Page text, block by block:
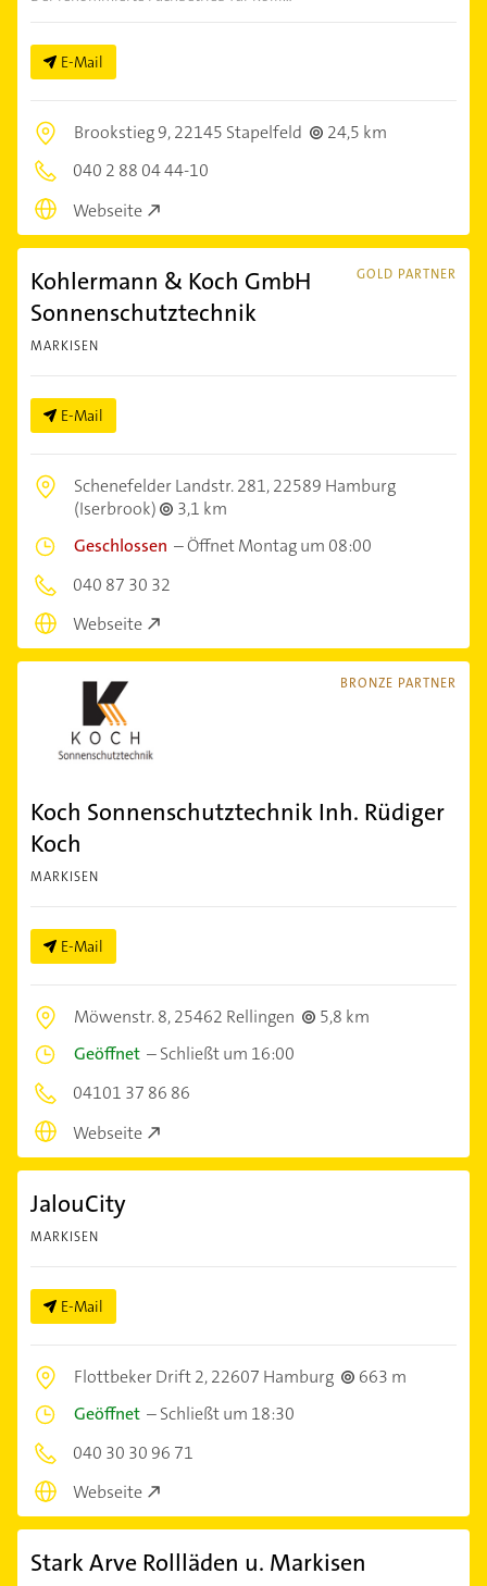
E-Mail
Brookstieg 9,22145 Stapelfeld
24,5 km
040 2 88 04 44-10
Webseite
GOLD PARTNER
Kohlermann & Koch GmbH
Sonnenschutztechnik
MARKISEN
E-Mail
Schenefelder Landstr. 281,22589 Hamburg
(Iserbrook)
3,1 km
Geschlossen –Öffnet Montag um 08:00
040 87 30 32
Webseite
BRONZE PARTNER
Koch Sonnenschutztechnik Inh. Rüdiger
Koch
MARKISEN
E-Mail
Möwenstr. 8,25462 Rellingen
5,8 km
Geöffnet –Schließt um 16:00
04101 37 86 86
Webseite
JalouCity
MARKISEN
E-Mail
Flottbeker Drift 2,22607 Hamburg
663 m
Geöffnet –Schließt um 18:30
040 30 30 96 71
Webseite
Stark Arve Rollläden u. Markisen